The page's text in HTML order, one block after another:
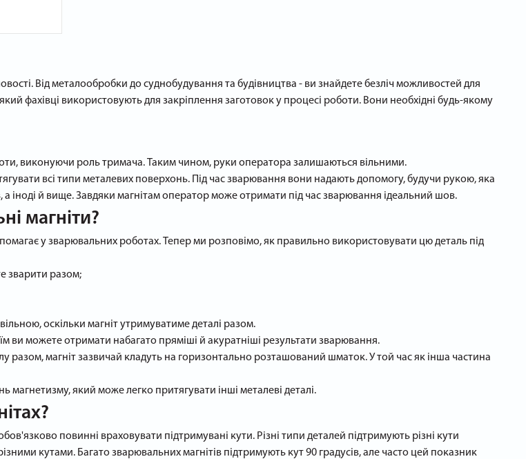
Від металообробки до суднобудування та будівництва - ви знайдете безліч можливостей для
фахівці використовують для закріплення заготовок у процесі роботи. Вони необхідні будь-якому
виконуючи роль тримача. Таким чином, руки оператора залишаються вільними.
всі типи металевих поверхонь. Під час зварювання вони надають допомогу, будучи рукою, яка
а іноді й вище. Завдяки магнітам оператор може отримати під час зварювання ідеальний шов.
магніти?
у зварювальних роботах. Тепер ми розповімо, як правильно використовувати цю деталь під
зварити разом;
оскільки магніт утримуватиме деталі разом.
ви можете отримати набагато пряміші й акуратніші результати зварювання.
магніт зазвичай кладуть на горизонтально розташований шматок. У той час як інша частина
магнетизму, який може легко притягувати інші металеві деталі.
повинні враховувати підтримувані кути. Різні типи деталей підтримують різні кути
кутами. Багато зварювальних магнітів підтримують кут 90 градусів, але часто цей показник